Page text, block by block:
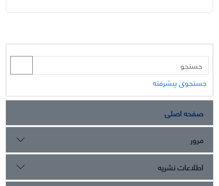
جستجوی پیشرفته
صفحه اصلی
مرور
اطلاعات نشریه